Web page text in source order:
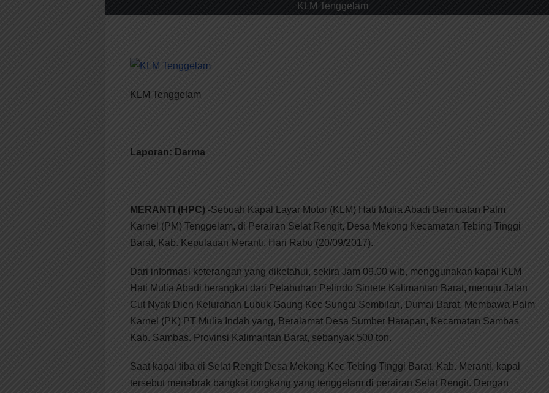
KLM Tenggelam
KLM Tenggelam
Laporan: Darma
MERANTI (HPC) -Sebuah Kapal Layar Motor (KLM) Hati Mulia Abadi Bermuatan Palm
Karnel (PM) Tenggelam, di Perairan Selat Rengit, Desa Mekong Kecamatan Tebing Tinggi
Barat, Kab. Kepulauan Meranti. Hari Rabu (20/09/2017).
Dari informasi keterangan yang diketahui, sekira Jam 09.00 wib, menggunakan kapal KLM
Hati Mulia Abadi berangkat dari Pelabuhan Pelindo Sintete Kalimantan Barat, menuju Jalan
Cut Nyak Dien Kelurahan Lubuk Gaung Kec Sungai Sembilan, Dumai Barat. Membawa Palm
Karnel (PK) PT Mulia Indah yang, Beralamat Desa Sumber Harapan, Kecamatan Sambas
Kab. Sambas. Provinsi Kalimantan Barat, sebanyak 500 ton.
Saat kapal tiba di Selat Rengit Desa Mekong Kec Tebing Tinggi Barat, Kab. Meranti, kapal
tersebut menabrak bangkai tongkang yang tenggelam di perairan Selat Rengit. Dengan